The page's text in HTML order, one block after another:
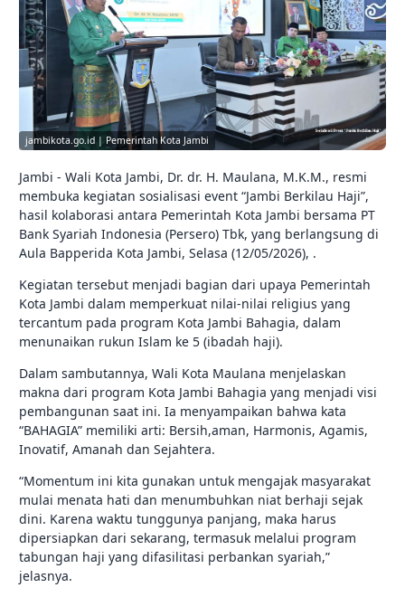
jambikota.go.id | Pemerintah Kota Jambi
Jambi - Wali Kota Jambi, Dr. dr. H. Maulana, M.K.M., resmi
membuka kegiatan sosialisasi event “Jambi Berkilau Haji”,
hasil kolaborasi antara Pemerintah Kota Jambi bersama PT
Bank Syariah Indonesia (Persero) Tbk, yang berlangsung di
Aula Bapperida Kota Jambi, Selasa (12/05/2026), .
Kegiatan tersebut menjadi bagian dari upaya Pemerintah
Kota Jambi dalam memperkuat nilai-nilai religius yang
tercantum pada program Kota Jambi Bahagia, dalam
menunaikan rukun Islam ke 5 (ibadah haji).
Dalam sambutannya, Wali Kota Maulana menjelaskan
makna dari program Kota Jambi Bahagia yang menjadi visi
pembangunan saat ini. Ia menyampaikan bahwa kata
“BAHAGIA” memiliki arti: Bersih,aman, Harmonis, Agamis,
Inovatif, Amanah dan Sejahtera.
“Momentum ini kita gunakan untuk mengajak masyarakat
mulai menata hati dan menumbuhkan niat berhaji sejak
dini. Karena waktu tunggunya panjang, maka harus
dipersiapkan dari sekarang, termasuk melalui program
tabungan haji yang difasilitasi perbankan syariah,”
jelasnya.